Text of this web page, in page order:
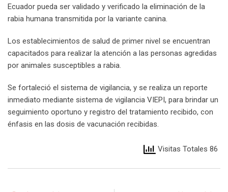
Ecuador pueda ser validado y verificado la eliminación de la
rabia humana transmitida por la variante canina.
Los establecimientos de salud de primer nivel se encuentran
capacitados para realizar la atención a las personas agredidas
por animales susceptibles a rabia.
Se fortaleció el sistema de vigilancia, y se realiza un reporte
inmediato mediante sistema de vigilancia VIEPI, para brindar un
seguimiento oportuno y registro del tratamiento recibido, con
énfasis en las dosis de vacunación recibidas.
Visitas Totales 86